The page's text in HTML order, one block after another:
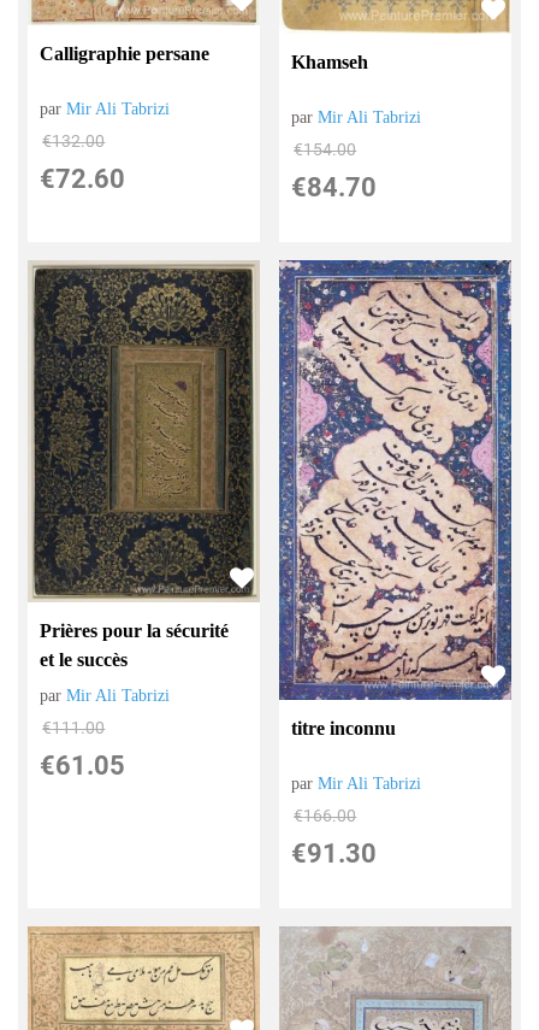
Calligraphie persane
parMir Ali Tabrizi
€132.00
€72.60
Khamseh
parMir Ali Tabrizi
€154.00
€84.70
Prières pour la sécurité
et le succès
parMir Ali Tabrizi
€111.00
€61.05
titre inconnu
parMir Ali Tabrizi
€166.00
€91.30